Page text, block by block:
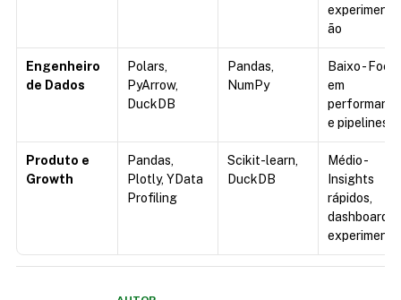
ão
Engenheiro
de Dados
Polars,
PyArrow,
DuckDB
Pandas,
NumPy
Baixo - Foco
em
e pipelines
Produto e
Growth
Pandas,
Plotly, YData
Profiling
Scikit-learn,
DuckDB
Médio -
Insights
rápidos,
dashboards,